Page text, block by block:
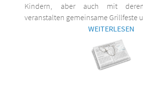
Kindern, aber auch mit deren
veranstalten gemeinsame Grillfeste
WEITERLESEN